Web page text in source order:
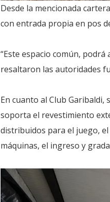
Desde la mencionada
con entrada propia en pos
“Este espacio común,
resaltaron las autoridades
En cuanto al Club Garibaldi,
soporta el revestimiento
distribuidos para el juego, el
máquinas, el ingreso y